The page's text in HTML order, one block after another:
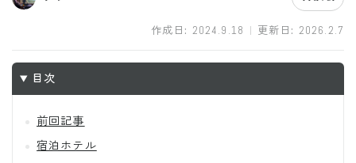
作成日: 2024.9.18 更新日: 2026.2.7
目次
前回記事
宿泊ホテル